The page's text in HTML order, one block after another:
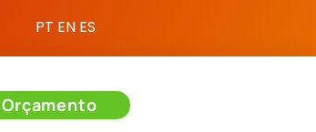
PT EN ES
Orçamento